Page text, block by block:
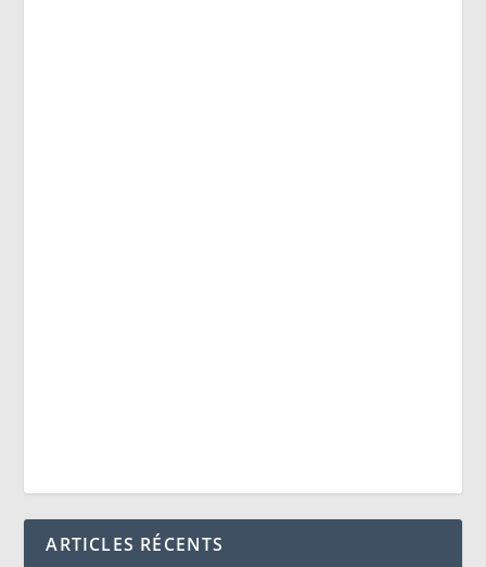
ARTICLES RÉCENTS